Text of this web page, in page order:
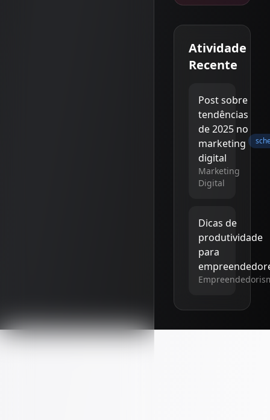
Atividade
Recente
Post sobre
tendências
de 2025 no
marketing
digital
Marketing
Digital
Dicas de
produtividade
para